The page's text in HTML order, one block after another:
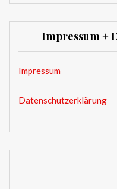
Impressum +
Impressum
Datenschutzerklärung